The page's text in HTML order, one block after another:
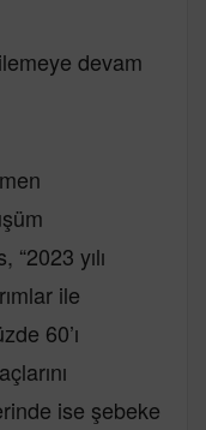
devam
yılı
ile
60’ı
ise şebeke